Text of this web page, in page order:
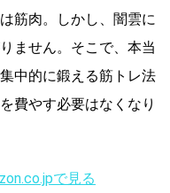
筋肉。しかし、闇雲に
ません。そこで、本当
中的に鍛える筋トレ法
費やす必要はなくなり
で見る